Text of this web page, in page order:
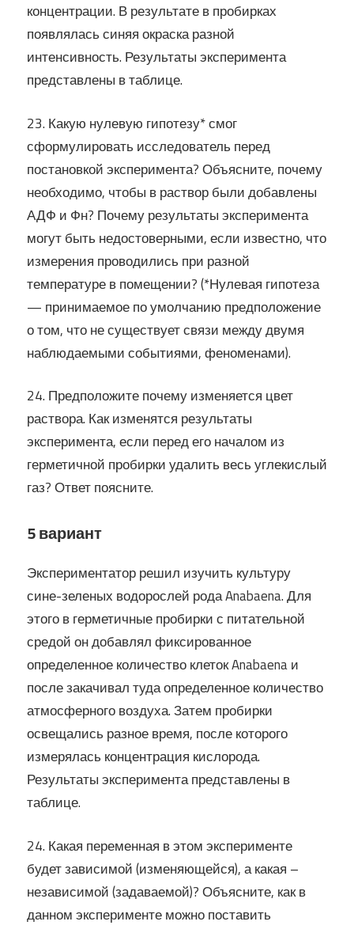
концентрации. В результате в пробирках
появлялась синяя окраска разной
интенсивность. Результаты эксперимента
представлены в таблице.
23. Какую нулевую гипотезу* смог
сформулировать исследователь перед
постановкой эксперимента? Объясните, почему
необходимо, чтобы в раствор были добавлены
АДФ и Фн? Почему результаты эксперимента
могут быть недостоверными, если известно, что
измерения проводились при разной
температуре в помещении? (*Нулевая гипотеза
— принимаемое по умолчанию предположение
о том, что не существует связи между двумя
наблюдаемыми событиями, феноменами).
24. Предположите почему изменяется цвет
раствора. Как изменятся результаты
эксперимента, если перед его началом из
герметичной пробирки удалить весь углекислый
газ? Ответ поясните.
5 вариант
Экспериментатор решил изучить культуру
сине-зеленых водорослей рода Anabaena. Для
этого в герметичные пробирки с питательной
средой он добавлял фиксированное
определенное количество клеток Anabaena и
после закачивал туда определенное количество
атмосферного воздуха. Затем пробирки
освещались разное время, после которого
измерялась концентрация кислорода.
Результаты эксперимента представлены в
таблице.
24. Какая переменная в этом эксперименте
будет зависимой (изменяющейся), а какая –
независимой (задаваемой)? Объясните, как в
данном эксперименте можно поставить